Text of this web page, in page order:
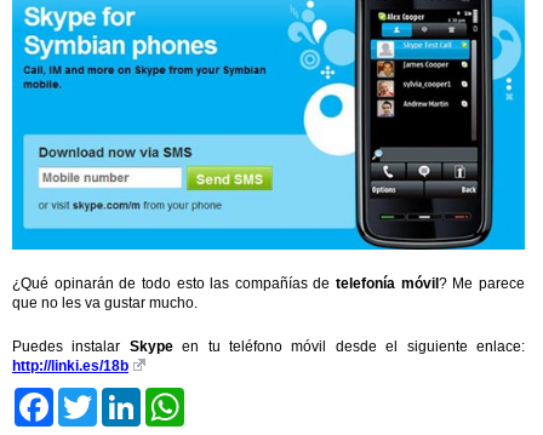
¿Qué opinarán de todo esto las compañías detelefonía móvil ? Me parece
que no les va gustar mucho.
Puedes instalar Skypeen tu teléfono móvil desde el siguiente enlace:
http://linki.es/18b
FacebookTwitter LinkedIn